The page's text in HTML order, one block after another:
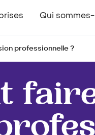
Qui
professionnelle ?